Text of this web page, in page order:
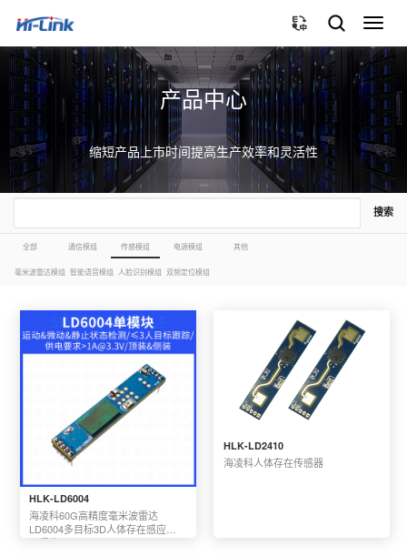
切
换
导
航
产品中心
缩短产品上市时间提高生产效率和灵活性
搜索
全部 通信模组 传感模组 电源模组 其他
毫米波雷达模组 智能语音模组 人脸识别模组 双频定位模组
HLK-LD6004
海凌科60G高精度毫米波雷达
LD6004多目标3D人体存在感应串
口通信
HLK-LD2410
海凌科人体存在传感器